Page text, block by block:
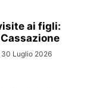
ai figli:
30 Luglio 2026